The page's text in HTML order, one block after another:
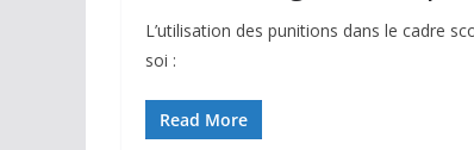
L’utilisation des punitions dans le cadre
soi :
Read More